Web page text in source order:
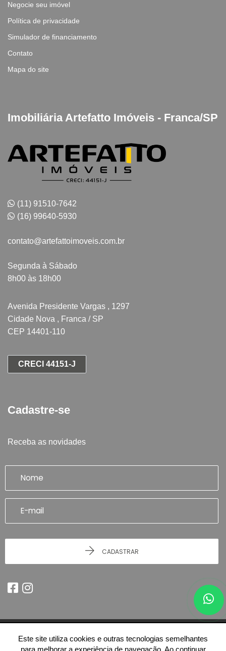
Negocie seu imóvel
Política de privacidade
Simulador de financiamento
Contato
Mapa do site
Imobiliária Artefatto Imóveis - Franca/SP
(11) 91510-7642
(16) 99640-5930
contato@artefattoimoveis.com.br
Segunda à Sábado
8h00 às 18h00
Avenida Presidente Vargas , 1297
Cidade Nova , Franca / SP
CEP 14401-110
CRECI 44151-J
Cadastre-se
Receba as novidades
CADASTRAR
© 2026 - Imobiliária Artefatto Imóveis - Franca/SP -51.614.978/0001-84
-Todos os Direitos Reservados.
Este site utiliza cookies e outras tecnologias semelhantes
para melhorar a experiência de navegação. Ao continuar